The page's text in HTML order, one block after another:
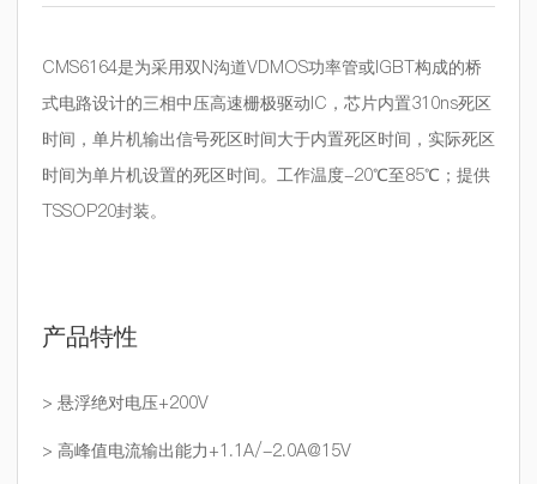
CMS6164是为采用双N沟道VDMOS功率管或IGBT构成的桥
式电路设计的三相中压高速栅极驱动IC，芯片内置310ns死区
时间，单片机输出信号死区时间大于内置死区时间，实际死区
时间为单片机设置的死区时间。工作温度-20℃至85℃；提供
TSSOP20封装。
产品特性
> 悬浮绝对电压+200V
> 高峰值电流输出能力+1.1A/-2.0A@15V